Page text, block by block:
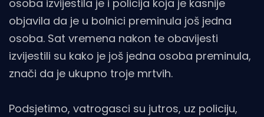
osoba izvijestila je i policija koja je kasnije
objavila da je u bolnici preminula još jedna
osoba. Sat vremena nakon te obavijesti
izvijestili su kako je još jedna osoba preminula,
znači da je ukupno troje mrtvih.
Podsjetimo, vatrogasci su jutros, uz policiju,